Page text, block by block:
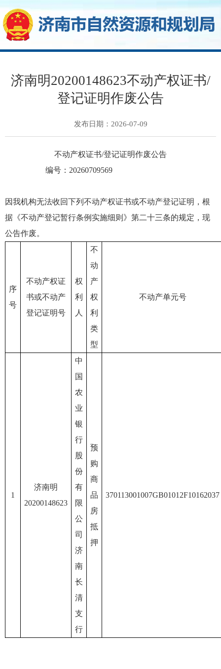
济南明20200148623不动产权证书/
登记证明作废公告
发布日期：2026-07-09
不动产权证书/登记证明作废公告
编号：20260709569
因我机构无法收回下列不动产权证书或不动产登记证明，根
据《不动产登记暂行条例实施细则》第二十三条的规定，现
公告作废。
序
号
不动产权证
书或不动产
登记证明号
权
利
人
不
动
产
权
利
类
型
不动产单元号
1
济南明
20200148623
中
国
农
业
银
行
股
份
有
限
公
司
济
南
长
清
支
行
预
购
商
品
房
抵
押
370113001007GB01012F10162037